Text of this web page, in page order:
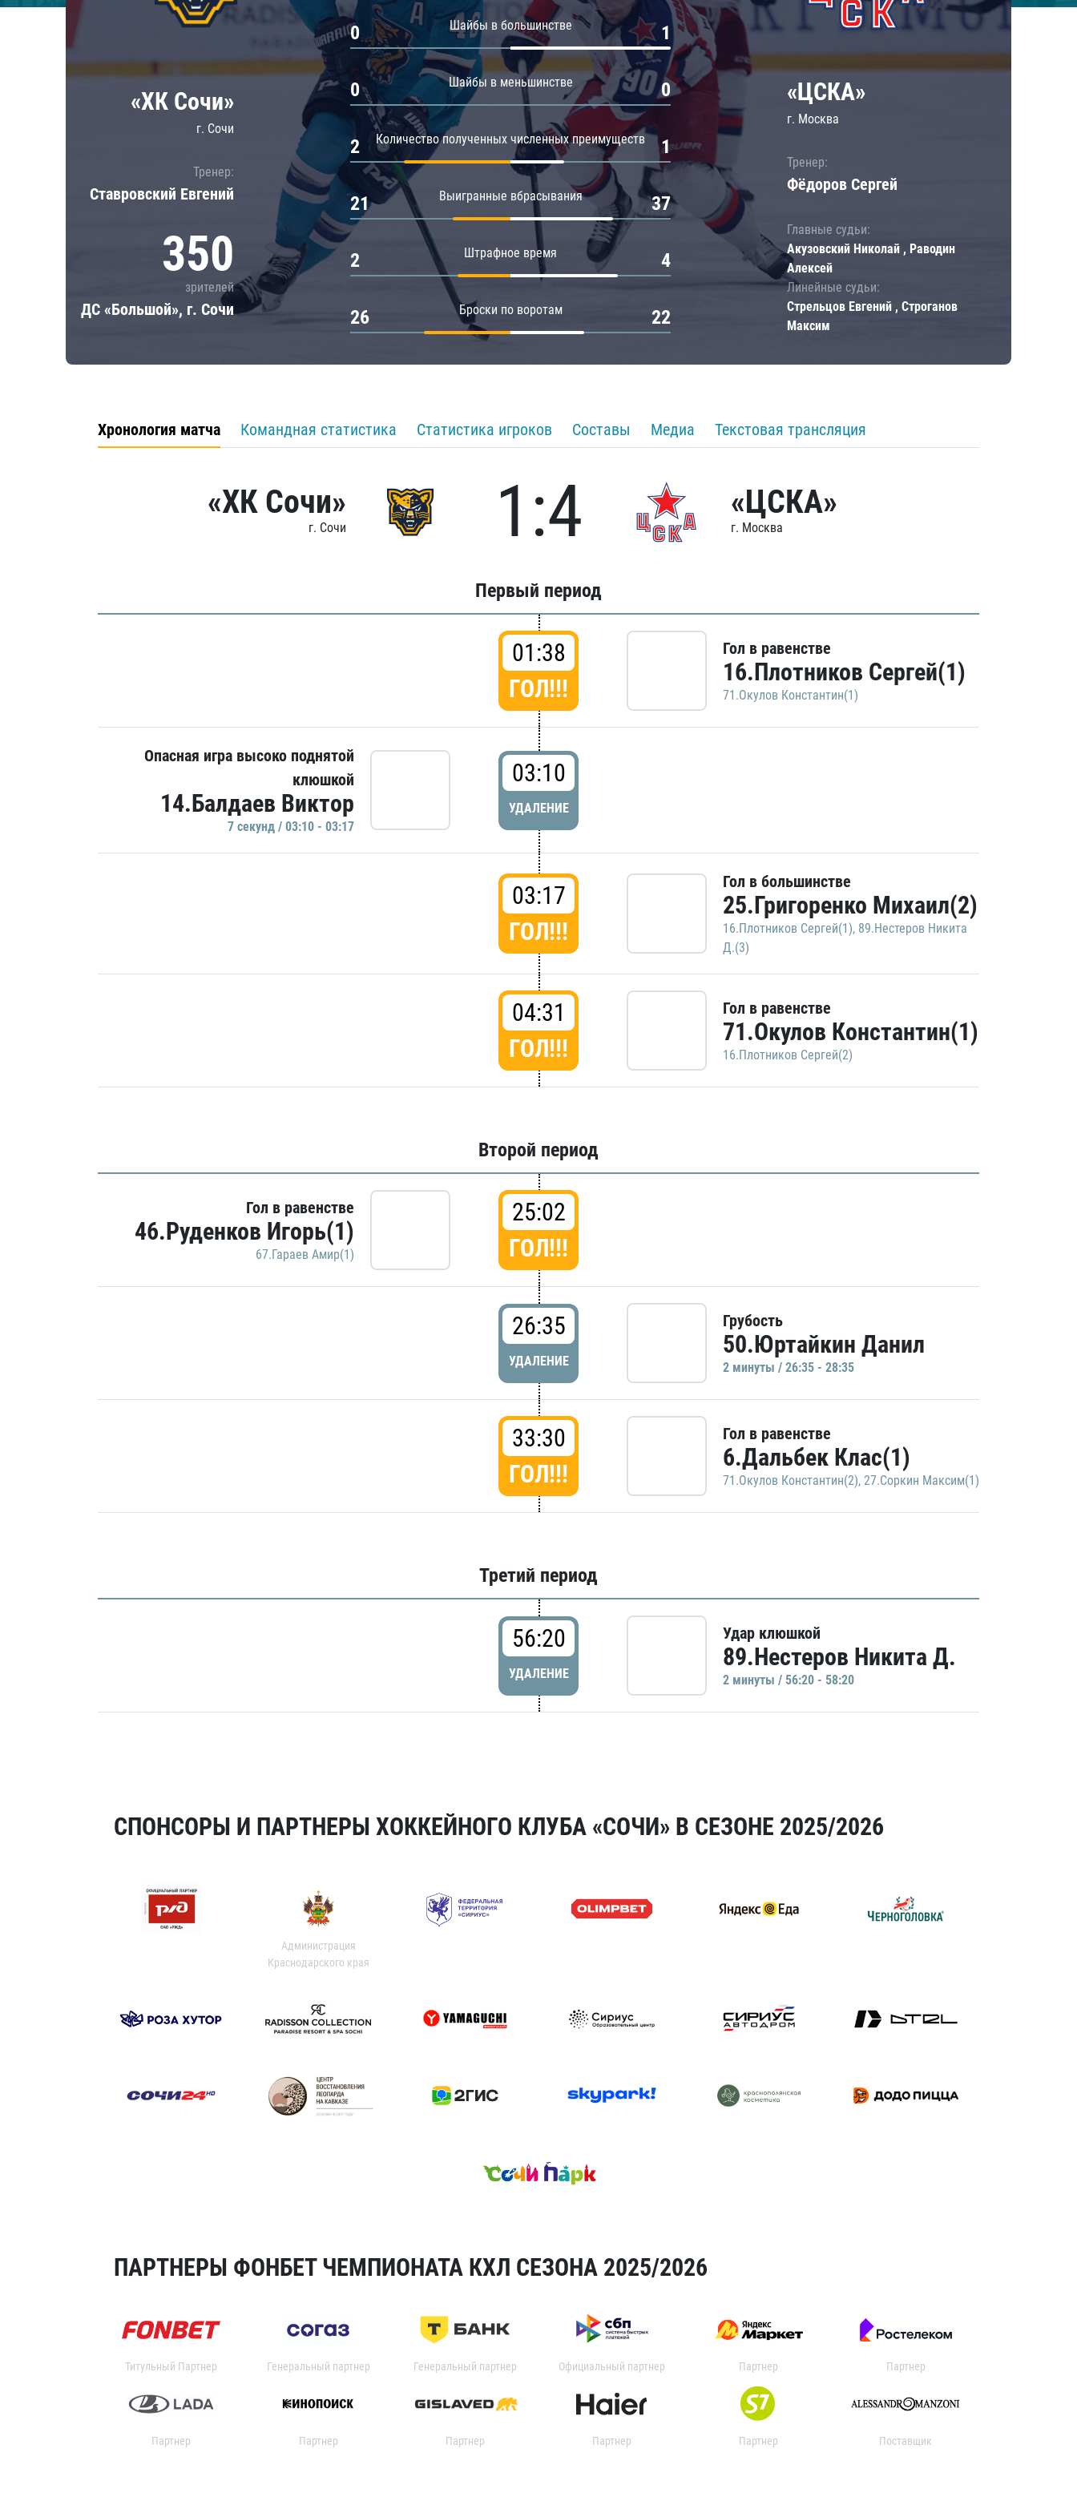
Локомотив
ЦСКА
Шанхайские Драконы
Амур
Барыс
Салават Юлаев
«ХК Сочи»
г. Сочи
Тренер:
Ставровский Евгений
350
зрителей
ДС «Большой», г. Сочи
Шайбы в большинстве
0 1
Шайбы в меньшинстве
0 0
Количество полученных численных преимуществ
2 1
Выигранные вбрасывания
21 37
Штрафное время
2 4
Броски по воротам
26 22
«ЦСКА»
г. Москва
Тренер:
Фёдоров Сергей
Главные судьи:
Акузовский Николай , Раводин
Алексей
Линейные судьи:
Стрельцов Евгений , Строганов
Максим
Хронология матча Командная статистика Статистика игроков Составы Медиа Текстовая трансляция
«ХК Сочи»
г. Сочи 1:4 «ЦСКА»
г. Москва
Первый период
01:38
ГОЛ!!!
Гол в равенстве
16.Плотников Сергей(1)
71.Окулов Константин(1)
Опасная игра высоко поднятой
клюшкой
14.Балдаев Виктор
7 секунд / 03:10 - 03:17
03:10
УДАЛЕНИЕ
03:17
ГОЛ!!!
Гол в большинстве
25.Григоренко Михаил(2)
16.Плотников Сергей(1), 89.Нестеров Никита
Д.(3)
04:31
ГОЛ!!!
Гол в равенстве
71.Окулов Константин(1)
16.Плотников Сергей(2)
Второй период
Гол в равенстве
46.Руденков Игорь(1)
67.Гараев Амир(1)
25:02
ГОЛ!!!
26:35
УДАЛЕНИЕ
Грубость
50.Юртайкин Данил
2 минуты / 26:35 - 28:35
33:30
ГОЛ!!!
Гол в равенстве
6.Дальбек Клас(1)
71.Окулов Константин(2), 27.Соркин Максим(1)
Третий период
56:20
УДАЛЕНИЕ
Удар клюшкой
89.Нестеров Никита Д.
2 минуты / 56:20 - 58:20
СПОНСОРЫ И ПАРТНЕРЫ ХОККЕЙНОГО КЛУБА «СОЧИ» В СЕЗОНЕ 2025/2026
Администрация
Краснодарского края
ПАРТНЕРЫ ФОНБЕТ ЧЕМПИОНАТА КХЛ СЕЗОНА 2025/2026
Титульный Партнер Генеральный партнер Генеральный партнер Официальный партнер Партнер Партнер
Партнер Партнер Партнер Партнер Партнер Поставщик